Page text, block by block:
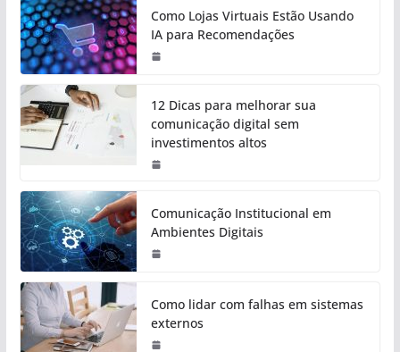
Como Lojas Virtuais Estão Usando
IA para Recomendações
12 Dicas para melhorar sua
comunicação digital sem
investimentos altos
Comunicação Institucional em
Ambientes Digitais
Como lidar com falhas em sistemas
externos